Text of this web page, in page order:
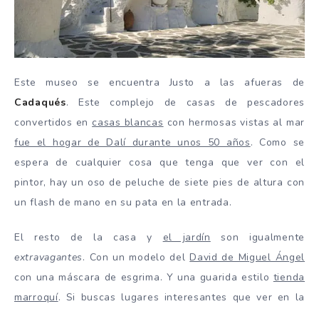
Este museo se encuentra Justo a las afueras de
Cadaqués. Este complejo de casas de pescadores
convertidos en casas blancas con hermosas vistas al mar
fue el hogar de Dalí durante unos 50 años. Como se
espera de cualquier cosa que tenga que ver con el
pintor, hay un oso de peluche de siete pies de altura con
un flash de mano en su pata en la entrada.
El resto de la casa y el jardín son igualmente
extravagantes. Con un modelo delDavid de Miguel Ángel
con una máscara de esgrima. Y una guarida estilo tienda
marroquí. Si buscas lugares interesantes que ver en la